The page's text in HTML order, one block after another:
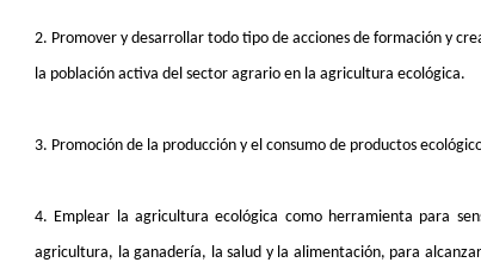
2. Promover y desarrollar todo tipo de acciones de formación y
la población activa del sector agrario en la agricultura ecológica.
3. Promoción de la producción y el consumo de productos
4. Emplear la agricultura ecológica como herramienta para
agricultura, la ganadería, la salud y la alimentación, para